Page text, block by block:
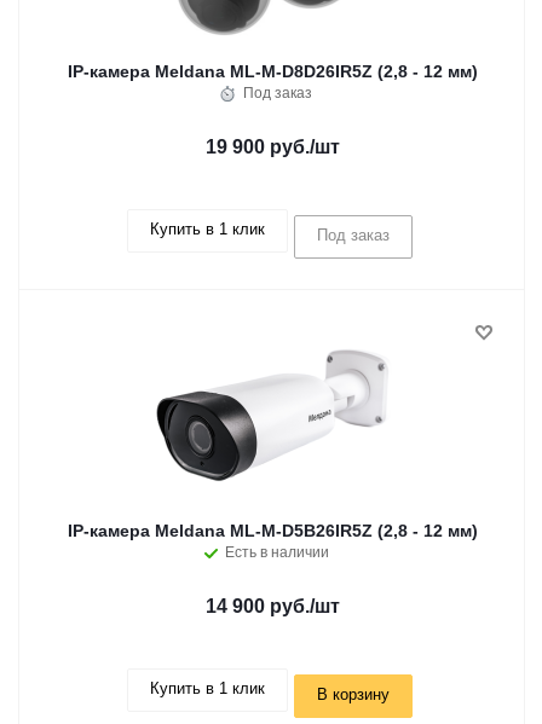
IP-камера Meldana ML-M-D8D26IR5Z (2,8 - 12 мм)
Под заказ
19 900 руб./шт
Купить в 1 клик Под заказ
IP-камера Meldana ML-M-D5B26IR5Z (2,8 - 12 мм)
Есть в наличии
14 900 руб./шт
Купить в 1 клик В корзину